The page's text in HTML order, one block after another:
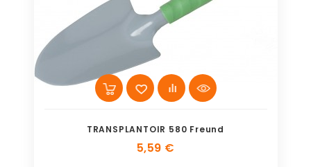
TRANSPLANTOIR 580 Freund
5,59 €